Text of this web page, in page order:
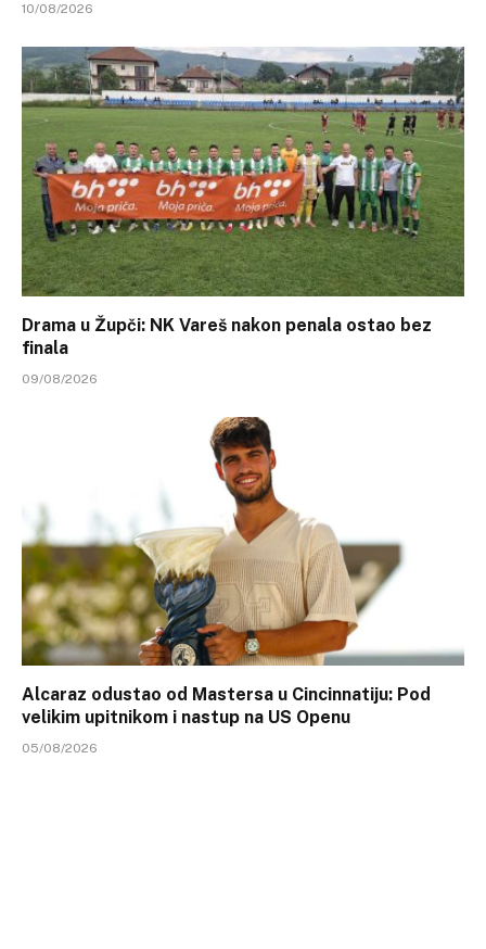
10/08/2026
Drama u Župči: NK Vareš nakon penala ostao bez
finala
09/08/2026
Alcaraz odustao od Mastersa u Cincinnatiju: Pod
velikim upitnikom i nastup na US Openu
05/08/2026